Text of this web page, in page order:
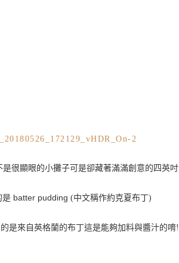
是很顯眼的小攤子可是卻藏著滿滿創意的四英吋
是 batter pudding (中文稱作約克夏布丁)
是來自英格蘭的布丁這是能夠加料與醬汁的唷!